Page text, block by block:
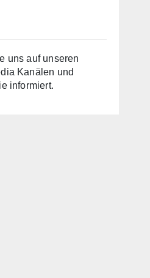
uns auf unseren
Kanälen und
informiert.